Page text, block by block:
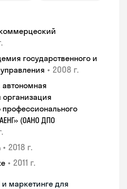
государственного и
• 2008 г.
автономная
профессионального
(ОАНО ДПО
• 2018 г.
• 2011 г.
и маркетинге для